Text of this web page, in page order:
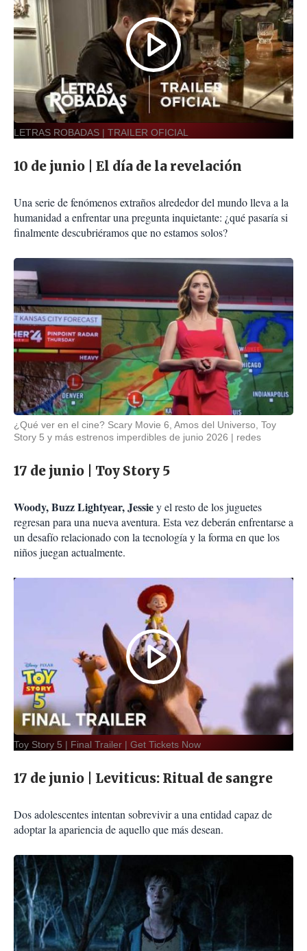
LETRAS ROBADAS | TRAILER OFICIAL
10 de junio | El día de la revelación
Una serie de fenómenos extraños alrededor del mundo lleva a la
humanidad a enfrentar una pregunta inquietante: ¿qué pasaría si
finalmente descubriéramos que no estamos solos?
¿Qué ver en el cine? Scary Movie 6, Amos del Universo, Toy
Story 5 y más estrenos imperdibles de junio 2026
redes
17 de junio | Toy Story 5
Woody, Buzz Lightyear, Jessiey el resto de los juguetes
regresan para una nueva aventura. Esta vez deberán enfrentarse a
un desafío relacionado con la tecnología y la forma en que los
niños juegan actualmente.
Toy Story 5 | Final Trailer | Get Tickets Now
17 de junio | Leviticus: Ritual de sangre
Dos adolescentes intentan sobrevivir a una entidad capaz de
adoptar la apariencia de aquello que más desean.